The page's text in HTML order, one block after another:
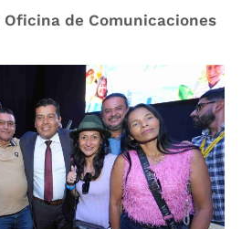
Oficina de Comunicaciones